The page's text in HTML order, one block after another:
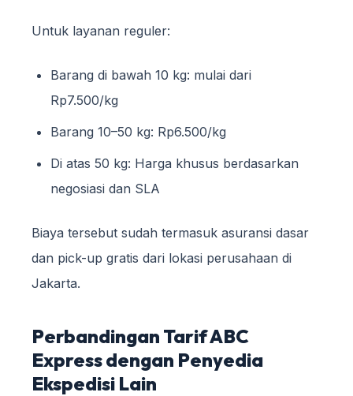
Untuk layanan reguler:
Barang di bawah 10 kg: mulai dari
Rp7.500/kg
Barang 10–50 kg: Rp6.500/kg
Di atas 50 kg: Harga khusus berdasarkan
negosiasi dan SLA
Biaya tersebut sudah termasuk asuransi dasar
dan pick-up gratis dari lokasi perusahaan di
Jakarta.
Perbandingan Tarif ABC
Express dengan Penyedia
Ekspedisi Lain